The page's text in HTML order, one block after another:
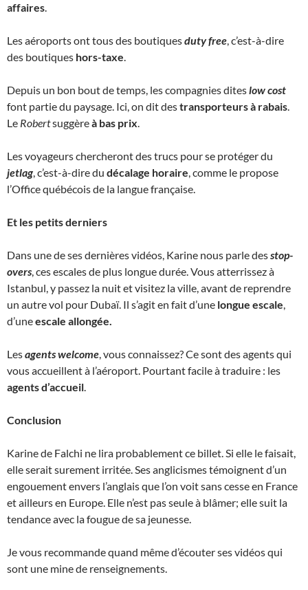
affaires.
Les aéroports ont tous des boutiquesduty free, c’est-à-dire
des boutiques hors-taxe.
Depuis un bon bout de temps, les compagnies diteslow cost
font partie du paysage. Ici, on dit destransporteurs à rabais.
Le Robertsuggèreà bas prix.
Les voyageurs chercheront des trucs pour se protéger du
jetlag, c’est-à-dire du décalage horaire, comme le propose
l’Office québécois de la langue française.
Et les petits derniers
Dans une de ses dernières vidéos, Karine nous parle desstop-
overs, ces escales de plus longue durée. Vous atterrissez à
Istanbul, y passez la nuit et visitez la ville, avant de reprendre
un autre vol pour Dubaï. Il s’agit en fait d’une longue escale,
d’uneescale allongée.
Lesagents welcome, vous connaissez? Ce sont des agents qui
vous accueillent à l’aéroport. Pourtant facile à traduire : les
agents d’accueil.
Conclusion
Karine de Falchi ne lira probablement ce billet. Si elle le faisait,
elle serait surement irritée. Ses anglicismes témoignent d’un
engouement envers l’anglais que l’on voit sans cesse en France
et ailleurs en Europe. Elle n’est pas seule à blâmer; elle suit la
tendance avec la fougue de sa jeunesse.
Je vous recommande quand même d’écouter ses vidéos qui
sont une mine de renseignements.